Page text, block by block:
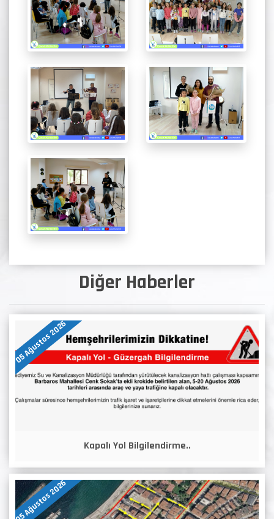
Diğer Haberler
05 Ağustos 2026
Kapalı Yol Bilgilendirme..
05 Ağustos 2026